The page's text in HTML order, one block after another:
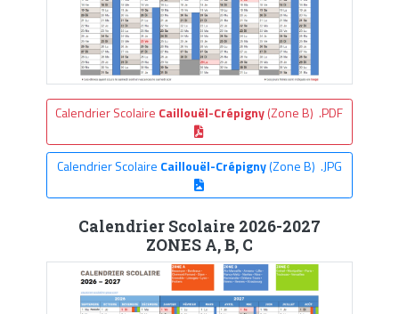
Calendrier Scolaire Caillouël-Crépigny(Zone B) .PDF
Calendrier Scolaire Caillouël-Crépigny(Zone B) .JPG
Calendrier Scolaire 2026-2027
ZONES A, B, C